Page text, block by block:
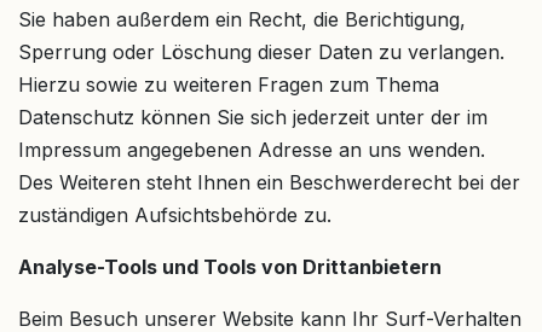
Sie haben außerdem ein Recht, die Berichtigung,
Sperrung oder Löschung dieser Daten zu verlangen.
Hierzu sowie zu weiteren Fragen zum Thema
Datenschutz können Sie sich jederzeit unter der im
Impressum angegebenen Adresse an uns wenden.
Des Weiteren steht Ihnen ein Beschwerderecht bei der
zuständigen Aufsichtsbehörde zu.
Analyse-Tools und Tools von Drittanbietern
Beim Besuch unserer Website kann Ihr Surf-Verhalten